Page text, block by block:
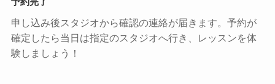
申し込み後スタジオから確認の連絡が届きます。予約が
確定したら当日は指定のスタジオへ行き、レッスンを体
験しましょう！